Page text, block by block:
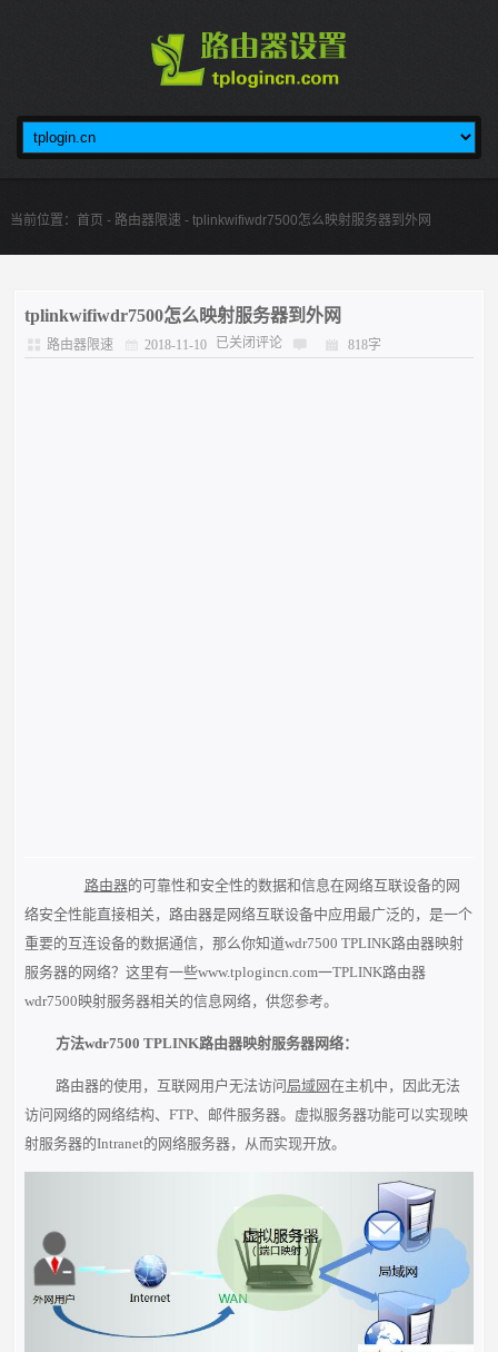
当前位置： 首页 - 路由器限速 - tplinkwifiwdr7500怎么映射服务器到外网
tplinkwifiwdr7500怎么映射服务器到外网
路由器限速 2018-11-10 已关闭评论 818字
路由器的可靠性和安全性的数据和信息在网络互联设备的网
络安全性能直接相关，路由器是网络互联设备中应用最广泛的，是一个
重要的互连设备的数据通信，那么你知道wdr7500 TPLINK路由器映射
服务器的网络？这里有一些www.tplogincn.com一TPLINK路由器
wdr7500映射服务器相关的信息网络，供您参考。
方法wdr7500 TPLINK路由器映射服务器网络：
路由器的使用，互联网用户无法访问 局域网在主机中，因此无法
访问网络的网络结构、FTP、邮件服务器。虚拟服务器功能可以实现映
射服务器的Intranet的网络服务器，从而实现开放。